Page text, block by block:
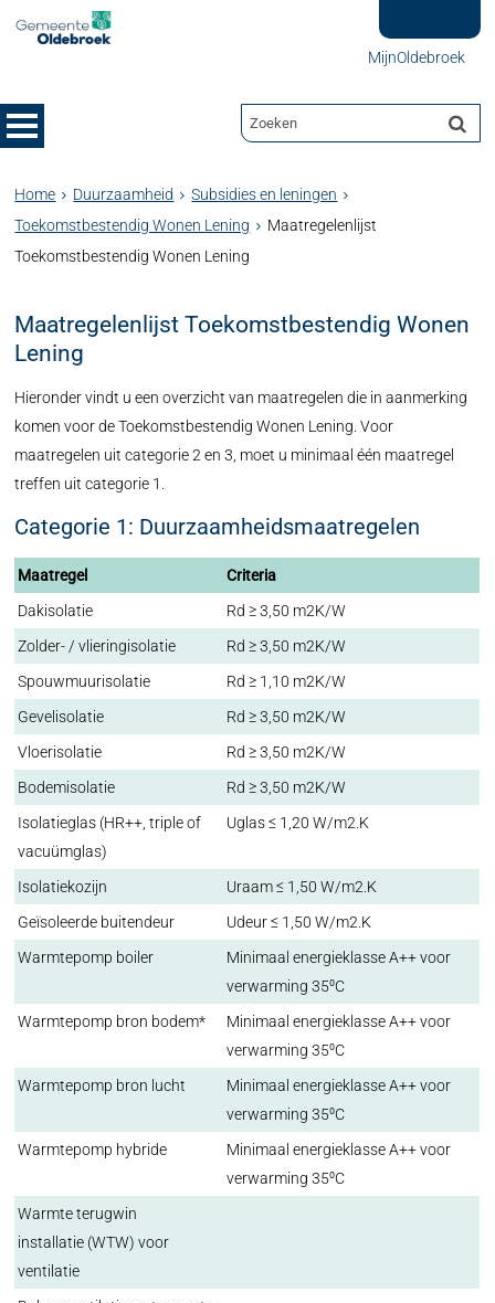
MijnOldebroek
Home Duurzaamheid
Subsidies en leningen
Toekomstbestendig Wonen Lening
Maatregelenlijst
Toekomstbestendig Wonen Lening
Maatregelenlijst Toekomstbestendig Wonen
Lening
Hieronder vindt u een overzicht van maatregelen die in aanmerking
komen voor de Toekomstbestendig Wonen Lening. Voor
maatregelen uit categorie 2 en 3, moet u minimaal één maatregel
treffen uit categorie 1.
Categorie 1: Duurzaamheidsmaatregelen
Maatregel
Criteria
Dakisolatie
Rd ≥ 3,50 m2K/W
Zolder- / vlieringisolatie
Rd ≥ 3,50 m2K/W
Spouwmuurisolatie
Rd ≥ 1,10 m2K/W
Gevelisolatie
Rd ≥ 3,50 m2K/W
Vloerisolatie
Rd ≥ 3,50 m2K/W
Bodemisolatie
Rd ≥ 3,50 m2K/W
Isolatieglas (HR++, triple of
vacuümglas)
Uglas ≤ 1,20 W/m2.K
Isolatiekozijn
Uraam ≤ 1,50 W/m2.K
Geïsoleerde buitendeur
Udeur ≤ 1,50 W/m2.K
Warmtepomp boiler
Minimaal energieklasse A++ voor
verwarming 35⁰C
Warmtepomp bron bodem*
Minimaal energieklasse A++ voor
verwarming 35⁰C
Warmtepomp bron lucht
Minimaal energieklasse A++ voor
verwarming 35⁰C
Warmtepomp hybride
Minimaal energieklasse A++ voor
verwarming 35⁰C
Warmte terugwin
installatie (WTW) voor
ventilatie